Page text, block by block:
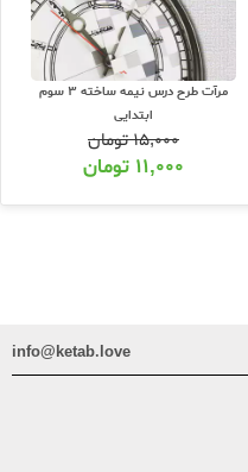
مرآت طرح درس نیمه ساخته 3 سوم
ابتدایی
۱۵,۰۰۰تومان
۱۱,۰۰۰ تومان
info@ketab.love